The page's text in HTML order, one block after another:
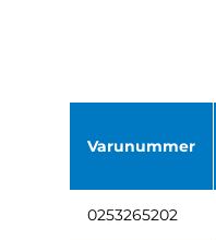
Varunummer
0253265202